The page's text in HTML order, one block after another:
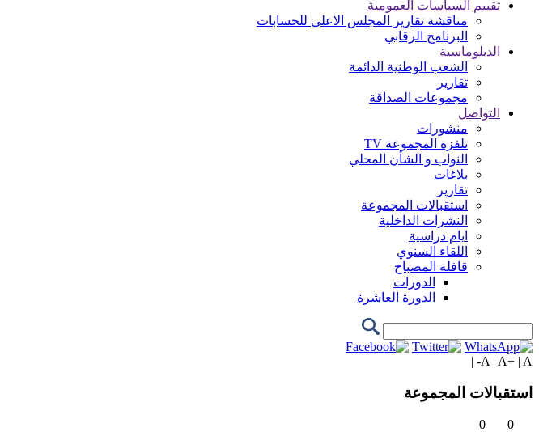
تقييم السياسات العمومية
مناقشة تقارير المجلس الاعلى للحسابات
البرنامج الرقابي
الدبلوماسية
الشعب الوطنية الدائمة
تقارير
مجموعات الصداقة
التواصل
منشورات
تلفزة المجموعة TV
النواب و الشأن المحلي
بلاغات
تقارير
استقبالات المجموعة
النشرات الداخلية
ايام دراسية
اللقاء السنوي
قافلة المصباح
الدورات
الدورة العاشرة
A | A+ | A-
|
استقبالات المجموعة
0
0